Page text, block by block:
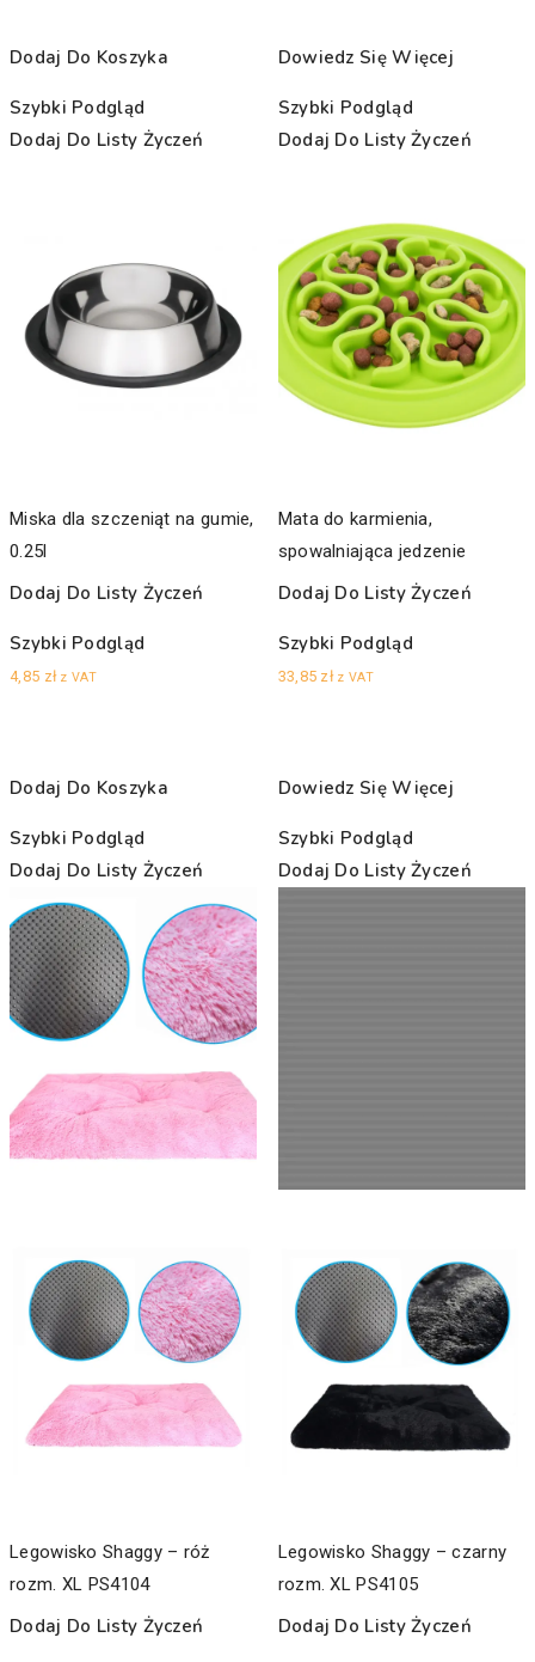
Dodaj Do Koszyka
Szybki Podgląd
Dodaj Do Listy Życzeń
Miska dla szczeniąt na gumie,
0.25l
Dodaj Do Listy Życzeń
Szybki Podgląd
4,85 zł z VAT
Dowiedz Się Więcej
Szybki Podgląd
Dodaj Do Listy Życzeń
Mata do karmienia,
spowalniająca jedzenie
Dodaj Do Listy Życzeń
Szybki Podgląd
33,85 zł z VAT
Dodaj Do Koszyka
Szybki Podgląd
Dodaj Do Listy Życzeń
Legowisko Shaggy – róż
rozm. XL PS4104
Dodaj Do Listy Życzeń
Dowiedz Się Więcej
Szybki Podgląd
Dodaj Do Listy Życzeń
Legowisko Shaggy – czarny
rozm. XL PS4105
Dodaj Do Listy Życzeń